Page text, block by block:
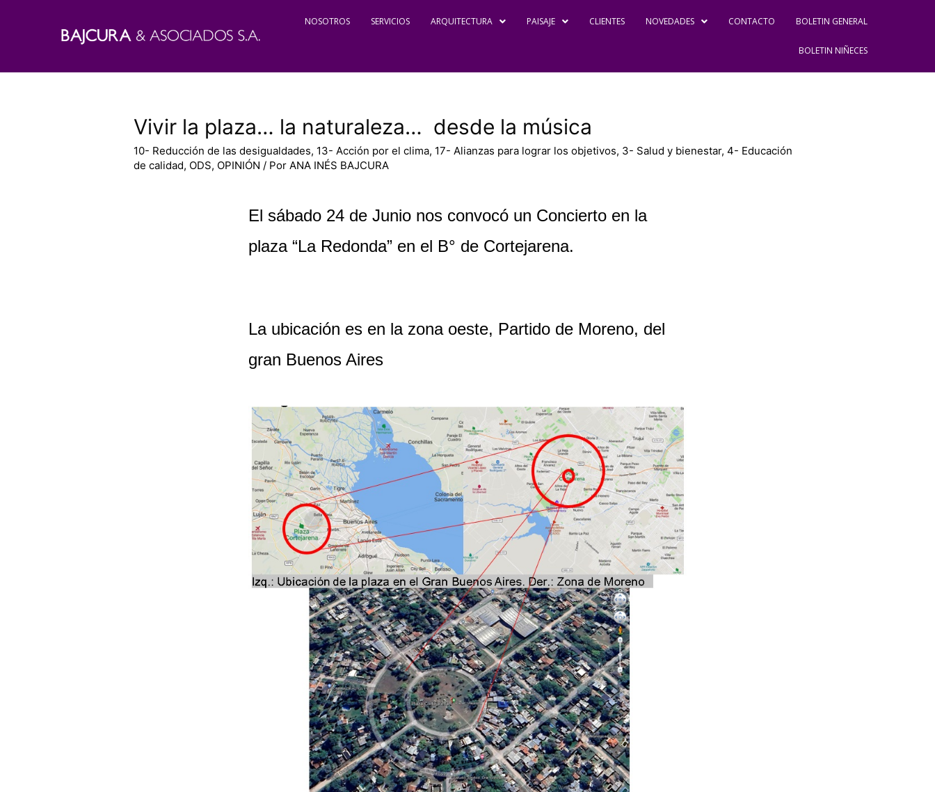
NOSOTROS SERVICIOS ARQUITECTURA PAISAJE CLIENTES NOVEDADES CONTACTO BOLETIN GENERAL
BOLETIN NIÑECES
Vivir la plaza… la naturaleza… desde la música
10- Reducción de las desigualdades, 13- Acción por el clima, 17- Alianzas para lograr los objetivos, 3- Salud y bienestar, 4- Educación
de calidad, ODS, OPINIÓN / Por ANA INÉS BAJCURA
El sábado 24 de Junio nos convocó un Concierto en la
plaza “La Redonda” en el B° de Cortejarena.
La ubicación es en la zona oeste, Partido de Moreno, del
gran Buenos Aires